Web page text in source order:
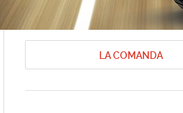
Cod produs: AT-96117
LA COMANDA